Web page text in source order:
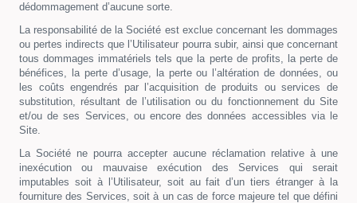
dédommagement d’aucune sorte.
La responsabilité de la Société est exclue concernant les dommages
ou pertes indirects que l’Utilisateur pourra subir, ainsi que concernant
tous dommages immatériels tels que la perte de profits, la perte de
bénéfices, la perte d’usage, la perte ou l’altération de données, ou
les coûts engendrés par l’acquisition de produits ou services de
substitution, résultant de l’utilisation ou du fonctionnement du Site
et/ou de ses Services, ou encore des données accessibles via le
Site.
La Société ne pourra accepter aucune réclamation relative à une
inexécution ou mauvaise exécution des Services qui serait
imputables soit à l’Utilisateur, soit au fait d’un tiers étranger à la
fourniture des Services, soit à un cas de force majeure tel que défini